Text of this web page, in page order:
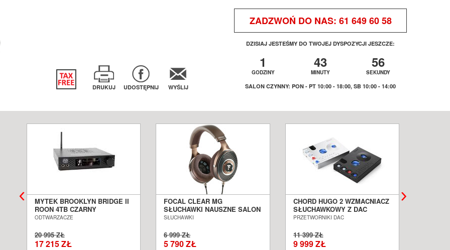
ZADZWOŃ DO NAS: 61 649 60 58
DZISIAJ JESTEŚMY DO TWOJEJ DYSPOZYCJI JESZCZE:
1 43 56
GODZINY MINUTY SEKUNDY
SALON CZYNNY: PON - PT 10:00 - 18:00, SB 10:00 - 14:00
DRUKUJ UDOSTĘPNIJ WYŚLIJ
MYTEK BROOKLYN BRIDGE II
ROON 4TB CZARNY
STREAMER Z DAC SALON
ODTWARZACZE
20 995 ZŁ
17 215 ZŁ
FOCAL CLEAR MG
SŁUCHAWKI NAUSZNE SALON
POZNAŃ WROCŁAW ---
SŁUCHAWKI
6 999 ZŁ
5 790 ZŁ
CHORD HUGO 2 WZMACNIACZ
SŁUCHAWKOWY Z DAC
SALON POZNAŃ WROCŁAW
PRZETWORNIKI DAC
11 399 ZŁ
9 999 ZŁ